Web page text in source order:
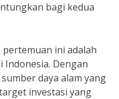
bagi kedua
ini adalah
Indonesia. Dengan
daya alam yang
investasi yang